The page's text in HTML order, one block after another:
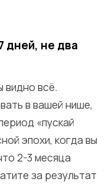
дней, не два
всё.
в вашей нише,
«пускай
эпохи, когда вы
2-3 месяца
за результат